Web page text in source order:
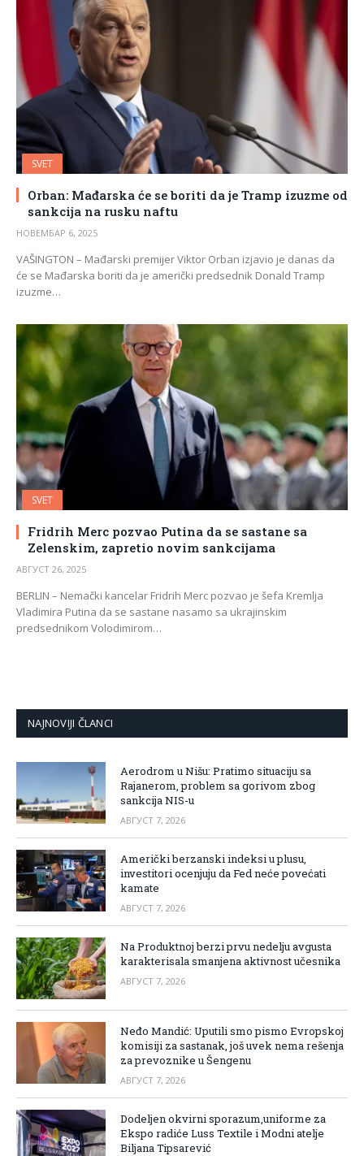
SVET
Orban: Mađarska će se boriti da je Tramp izuzme od
sankcija na rusku naftu
НОВЕМБАР 6, 2025
VAŠINGTON – Mađarski premijer Viktor Orban izjavio je danas da
će se Mađarska boriti da je američki predsednik Donald Tramp
izuzme…
SVET
Fridrih Merc pozvao Putina da se sastane sa
Zelenskim, zapretio novim sankcijama
АВГУСТ 26, 2025
BERLIN – Nemački kancelar Fridrih Merc pozvao je šefa Kremlja
Vladimira Putina da se sastane nasamo sa ukrajinskim
predsednikom Volodimirom…
NAJNOVIJI ČLANCI
Aerodrom u Nišu: Pratimo situaciju sa
Rajanerom, problem sa gorivom zbog
sankcija NIS-u
АВГУСТ 7, 2026
Američki berzanski indeksi u plusu,
investitori ocenjuju da Fed neće povećati
kamate
АВГУСТ 7, 2026
Na Produktnoj berzi prvu nedelju avgusta
karakterisala smanjena aktivnost učesnika
АВГУСТ 7, 2026
Neđo Mandić: Uputili smo pismo Evropskoj
komisiji za sastanak, još uvek nema rešenja
za prevoznike u Šengenu
АВГУСТ 7, 2026
Dodeljen okvirni sporazum,uniforme za
Ekspo radiće Luss Textile i Modni atelje
Biljana Tipsarević